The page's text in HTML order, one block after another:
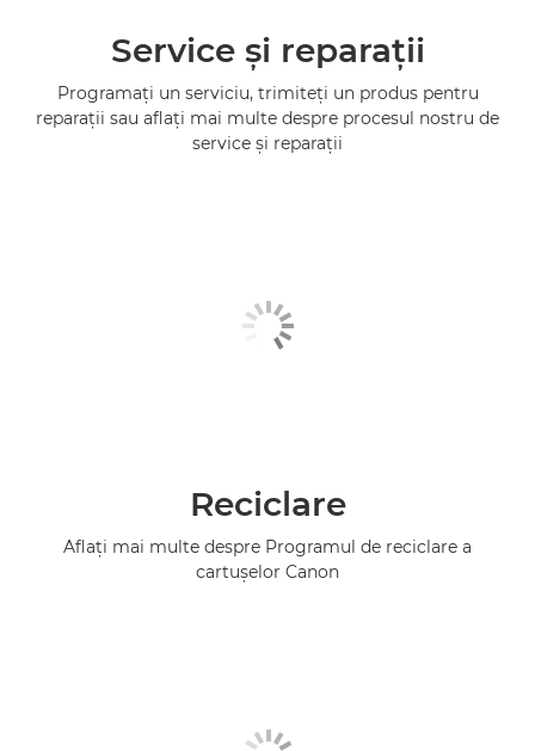
Service şi reparaţii
Programaţi un serviciu, trimiteţi un produs pentru
reparaţii sau aflaţi mai multe despre procesul nostru de
service şi reparaţii
Reciclare
Aflaţi mai multe despre Programul de reciclare a
cartuşelor Canon